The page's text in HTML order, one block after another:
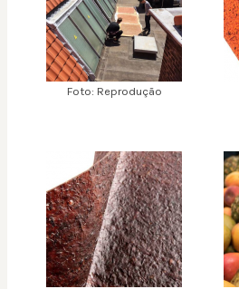
Foto: Reprodução